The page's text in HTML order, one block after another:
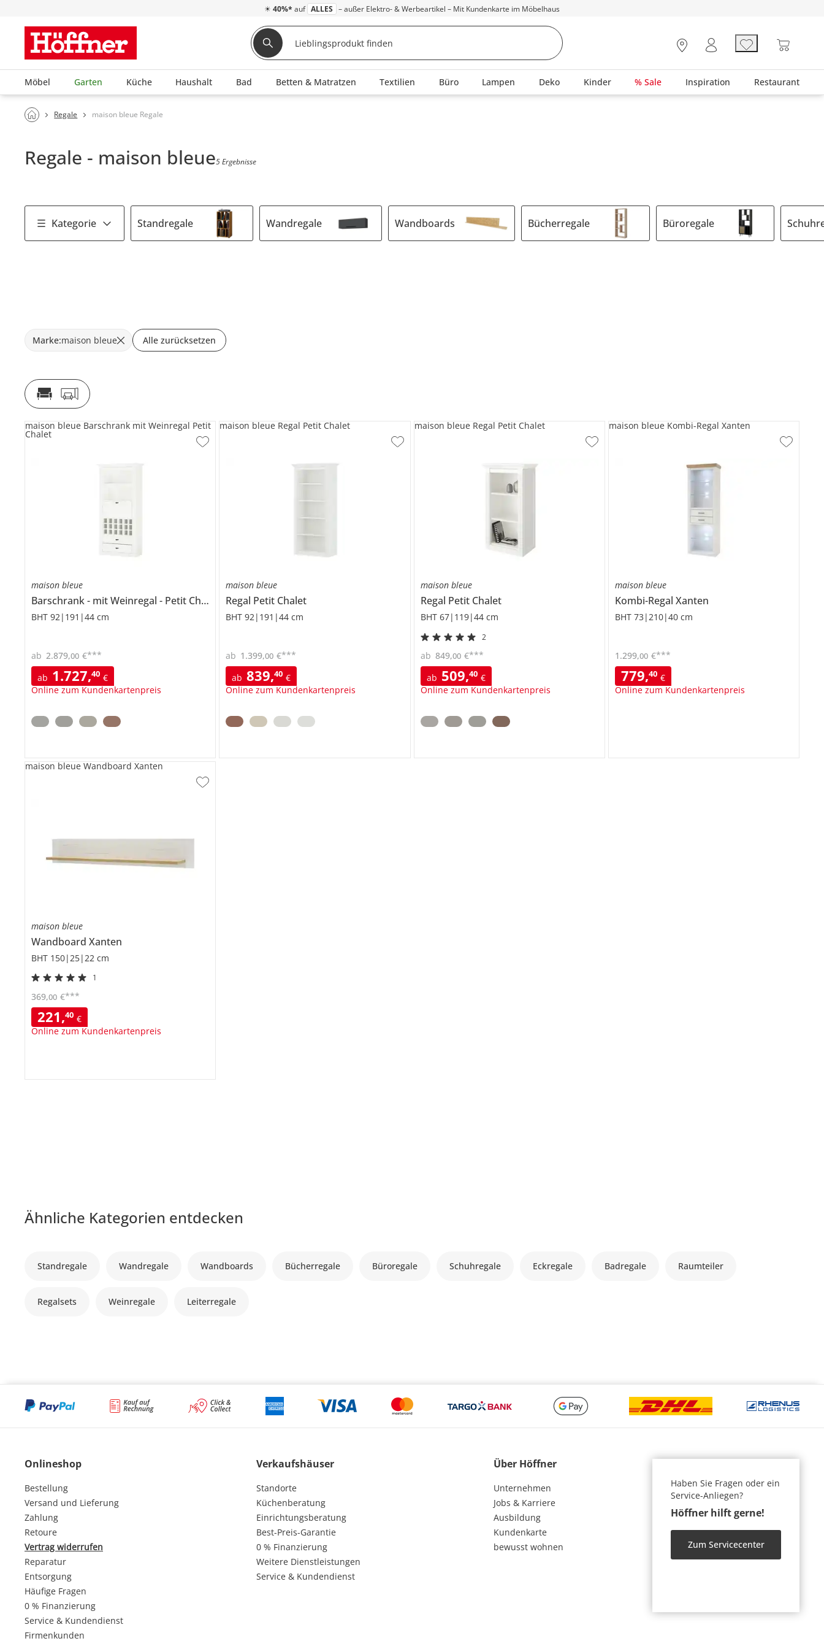
☀ 40%* auf ALLES – außer Elektro- & Werbeartikel – Mit Kundenkarte im Möbelhaus
Möbel Garten Küche Haushalt Bad Betten & Matratzen Textilien Büro Lampen Deko Kinder % Sale Inspiration Restaurant
Regale maison bleue Regale
Regale - maison bleue5 Ergebnisse
Kategorie Standregale Wandregale Wandboards Bücherregale Büroregale
Marke:maison bleue Alle zurücksetzen
maison bleue
Barschrank mit Weinregal Petit Chalet
BHT 92|191|44 cm
ab 1.727,40 €
Online zum Kundenkartenpreis
ab 2.879,00 €***
maison bleue Barschrank mit Weinregal Petit
Chalet
maison bleue
Regal Petit Chalet
BHT 92|191|44 cm
ab 839,40 €
Online zum Kundenkartenpreis
ab 1.399,00 €***
maison bleue Regal Petit Chalet
maison bleue
Regal Petit Chalet
BHT 67|119|44 cm
2
ab 509,40 €
Online zum Kundenkartenpreis
ab 849,00 €***
maison bleue Regal Petit Chalet
maison bleue
Kombi-Regal Xanten
BHT 73|210|40 cm
779,40 €
Online zum Kundenkartenpreis
1.299,00 €***
maison bleue Kombi-Regal Xanten
maison bleue
WandboardXanten
BHT 150|25|22 cm
1
221,40 €
Online zum Kundenkartenpreis
369,00 €***
maison bleue Wandboard Xanten
Ähnliche Kategorien entdecken
Standregale Wandregale Wandboards Bücherregale Büroregale Schuhregale Eckregale Badregale Raumteiler
Regalsets Weinregale Leiterregale
Onlineshop
Bestellung
Versand und Lieferung
Zahlung
Retoure
Vertrag widerrufen
Reparatur
Entsorgung
Häufige Fragen
0 % Finanzierung
Service & Kundendienst
Firmenkunden
Verkaufshäuser
Standorte
Küchenberatung
Einrichtungsberatung
Best-Preis-Garantie
0 % Finanzierung
Weitere Dienstleistungen
Service & Kundendienst
Über Höffner
Unternehmen
Jobs & Karriere
Ausbildung
Kundenkarte
bewusst wohnen
Haben Sie Fragen oder ein
Service-Anliegen?
Höffner hilft gerne!
Zum Servicecenter